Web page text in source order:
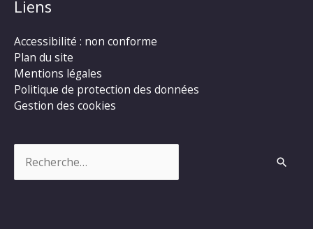
Liens
Accessibilité : non conforme
Plan du site
Mentions légales
Politique de protection des données
Gestion des cookies